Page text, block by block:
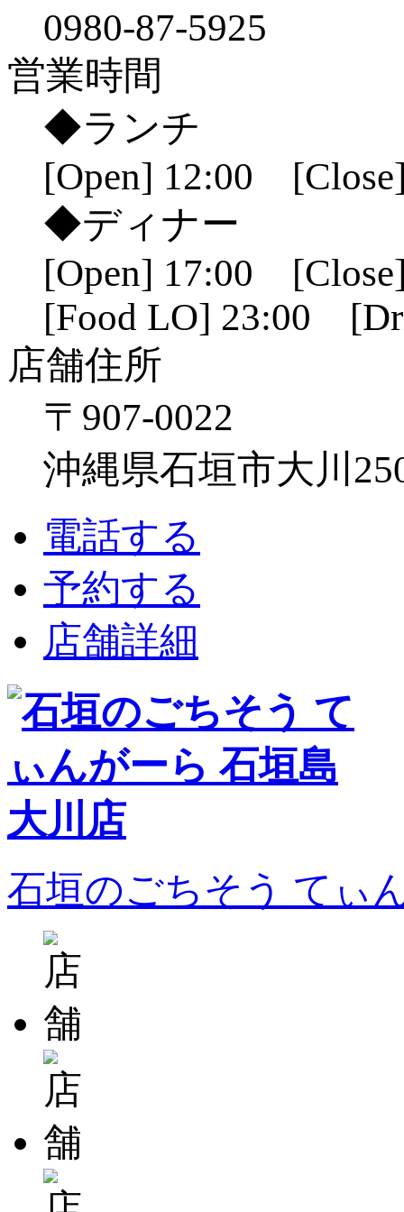
0980-87-5925
営業時間
◆ランチ
[Open] 12:00
◆ディナー
[Open] 17:00
[Food LO] 23:00
店舗住所
〒907-0022
沖縄県石垣市大川
電話する
予約する
店舗詳細
石垣のごちそう てぃ